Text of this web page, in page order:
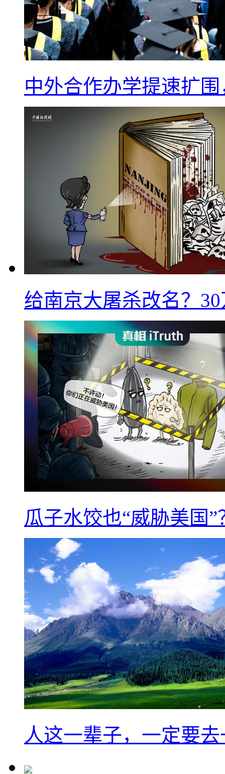
中外合作办学提速扩
给南京大屠杀改名？
瓜子水饺也“威胁美国”
人这一辈子，一定要